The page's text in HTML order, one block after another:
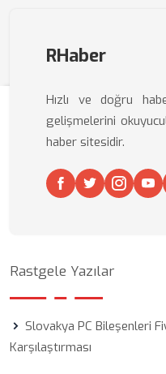
RHaber
Hızlı ve doğru
gelişmelerini
haber sitesidir.
Rastgele Yazılar
Slovakya PC Bileşenleri
Karşılaştırması